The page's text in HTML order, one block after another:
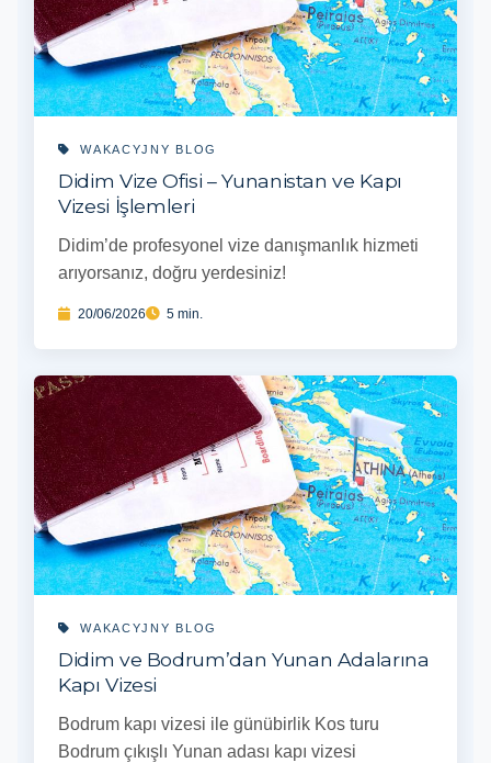
WAKACYJNY BLOG
Didim Vize Ofisi – Yunanistan ve Kapı
Vizesi İşlemleri
Didim’de profesyonel vize danışmanlık hizmeti
arıyorsanız, doğru yerdesiniz!
20/06/2026 5 min.
WAKACYJNY BLOG
Didim ve Bodrum’dan Yunan Adalarına
Kapı Vizesi
Bodrum kapı vizesi ile günübirlik Kos turu
Bodrum çıkışlı Yunan adası kapı vizesi